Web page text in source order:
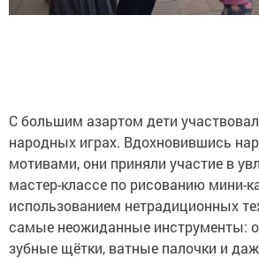
С большим азартом дети
народных играх. Вдохновившись
мотивами, они приняли участие в
мастер-классе по рисованию мини-
использованием нетрадиционных
самые неожиданные инструменты:
зубные щётки, ватные палочки и